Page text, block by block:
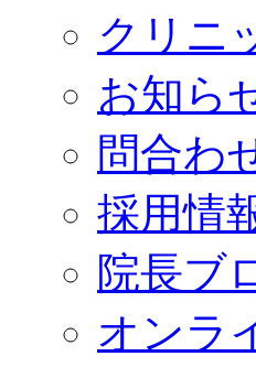
クリニ
お知ら
問合わ
採用情
院長ブ
オンラ